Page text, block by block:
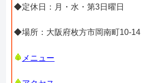
◆定休日：月・水・第3日曜日
◆場所：大阪府枚方市岡南町10-14
メニュー